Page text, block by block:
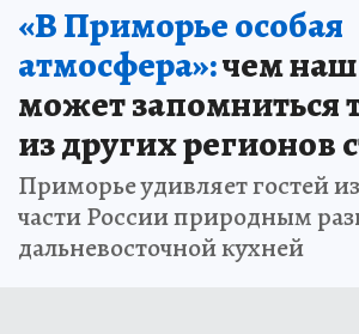
«В Приморье особая
атмосфера»:чем
может запомниться
из других регионов
Приморье удивляет гостей
части России природным
дальневосточной кухней